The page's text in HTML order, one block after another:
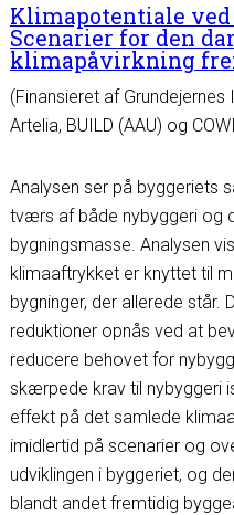
Klimapotentiale
Scenarier for den
klimapåvirkning
(Finansieret af
Artelia, BUILD (AAU) og
Analysen ser på byggeriets
tværs af både nybyggeri og
bygningsmasse. Analysen
klimaaftrykket er knyttet til
bygninger, der allerede står.
reduktioner opnås ved at
reducere behovet for
skærpede krav til nybyggeri
effekt på det samlede
imidlertid på scenarier og
udviklingen i byggeriet, og
blandt andet fremtidig